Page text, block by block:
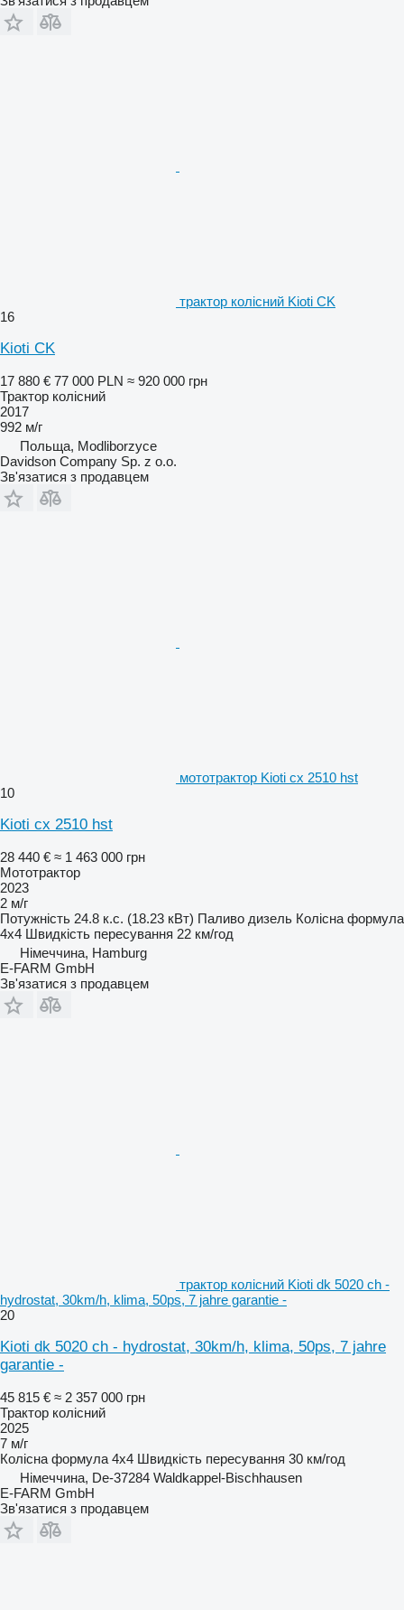
трактор колісний Kioti CK
16
Kioti CK
17 880 € 77 000 PLN ≈ 920 000 грн
Трактор колісний
2017
992 м/г
Польща, Modliborzyce
Davidson Company Sp. z o.o.
Зв'язатися з продавцем
мототрактор Kioti cx 2510 hst
10
Kioti cx 2510 hst
28 440 € ≈ 1 463 000 грн
Мототрактор
2023
2 м/г
Потужність 24.8 к.с. (18.23 кВт) Паливо дизель Колісна формула
4x4 Швидкість пересування 22 км/год
Німеччина, Hamburg
E-FARM GmbH
Зв'язатися з продавцем
трактор колісний Kioti dk 5020 ch -
hydrostat, 30km/h, klima, 50ps, 7 jahre garantie -
20
Kioti dk 5020 ch - hydrostat, 30km/h, klima, 50ps, 7 jahre
garantie -
45 815 € ≈ 2 357 000 грн
Трактор колісний
2025
7 м/г
Колісна формула 4x4 Швидкість пересування 30 км/год
Німеччина, De-37284 Waldkappel-Bischhausen
E-FARM GmbH
Зв'язатися з продавцем